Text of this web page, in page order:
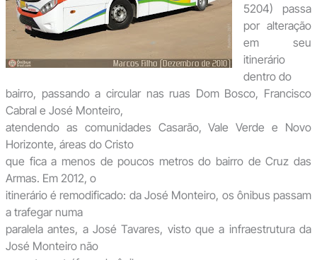
5204) passa
por alteração
em seu
itinerário
dentro do
bairro, passando a circular nas ruas Dom Bosco, Francisco
Cabral e José Monteiro,
atendendo as comunidades Casarão, Vale Verde e Novo
Horizonte, áreas do Cristo
que fica a menos de poucos metros do bairro de Cruz das
Armas. Em 2012, o
itinerário é remodificado: da José Monteiro, os ônibus passam
a trafegar numa
paralela antes, a José Tavares, visto que a infraestrutura da
José Monteiro não